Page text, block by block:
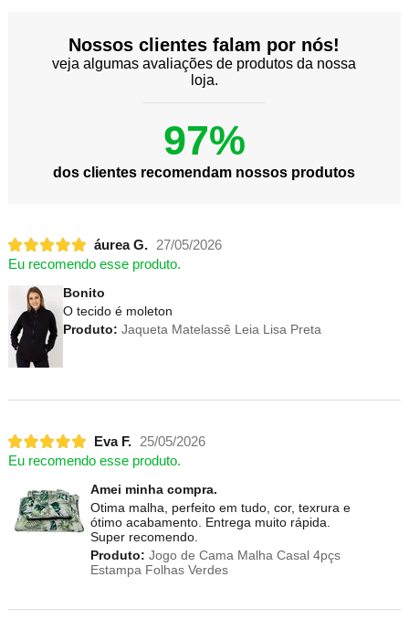
Nossos clientes falam por nós!
veja algumas avaliações de produtos da nossa
loja.
97%
dos clientes recomendam nossos produtos
áurea G.
27/05/2026
Eu recomendo esse produto.
Bonito
O tecido é moleton
Produto: Jaqueta Matelassê Leia Lisa Preta
Eva F.
25/05/2026
Eu recomendo esse produto.
Amei minha compra.
Otima malha, perfeito em tudo, cor, texrura e
ótimo acabamento. Entrega muito rápida.
Super recomendo.
Produto: Jogo de Cama Malha Casal 4pçs
Estampa Folhas Verdes